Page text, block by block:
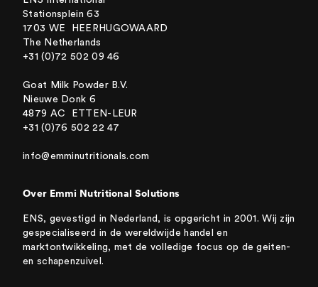
Stationsplein 63
1703 WE HEERHUGOWAARD
The Netherlands
+31 (0)72 502 09 46
Goat Milk Powder B.V.
Nieuwe Donk 6
4879 AC ETTEN-LEUR
+31 (0)76 502 22 47
info@emminutritionals.com
Over Emmi Nutritional Solutions
ENS, gevestigd in Nederland, is opgericht in 2001. Wij zijn
gespecialiseerd in de wereldwijde handel en
marktontwikkeling, met de volledige focus op de geiten-
en schapenzuivel.